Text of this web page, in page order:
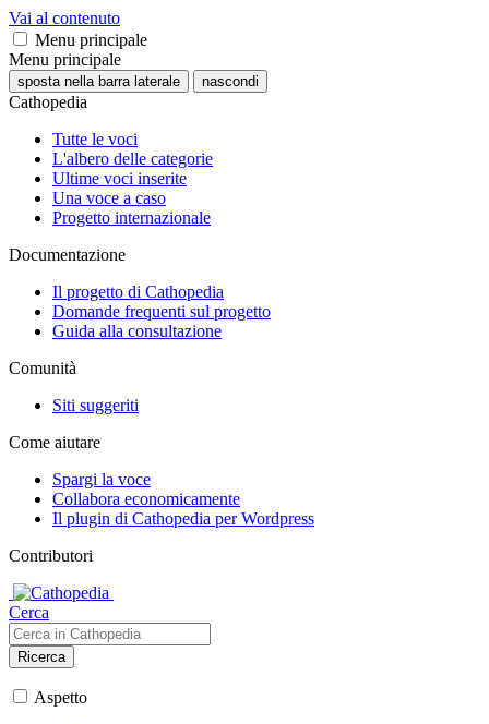
Vai al contenuto
Menu principale
Menu principale
sposta nella barra laterale nascondi
Cathopedia
Tutte le voci
L'albero delle categorie
Ultime voci inserite
Una voce a caso
Progetto internazionale
Documentazione
Il progetto di Cathopedia
Domande frequenti sul progetto
Guida alla consultazione
Comunità
Siti suggeriti
Come aiutare
Spargi la voce
Collabora economicamente
Il plugin di Cathopedia per Wordpress
Contributori
Cerca
Ricerca
Aspetto